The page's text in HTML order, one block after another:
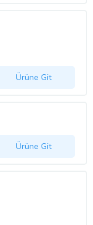
Ürüne Git
Ürüne Git